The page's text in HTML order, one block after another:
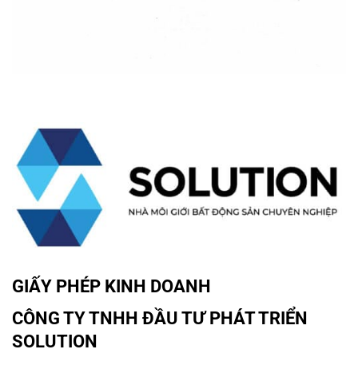
GIẤY PHÉP KINH DOANH
CÔNG TY TNHH ĐẦU TƯ PHÁT TRIỂN
SOLUTION